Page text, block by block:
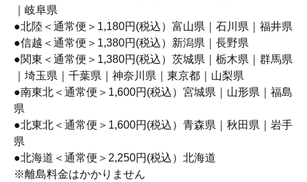
｜岐阜県
●北陸＜通常便＞1,180円(税込）富山県｜石川県｜福井県
●信越＜通常便＞1,380円(税込）新潟県｜長野県
●関東＜通常便＞1,380円(税込）茨城県｜栃木県｜群馬県
｜埼玉県｜千葉県｜神奈川県｜東京都｜山梨県
●南東北＜通常便＞1,600円(税込）宮城県｜山形県｜福島
県
●北東北＜通常便＞1,600円(税込）青森県｜秋田県｜岩手
県
●北海道＜通常便＞2,250円(税込）北海道
※離島料金はかかりません